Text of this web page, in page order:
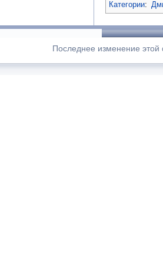
Категории:
Последнее изменение